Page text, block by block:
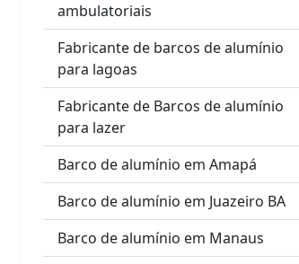
ambulatoriais
Fabricante de barcos de alumínio
para lagoas
Fabricante de Barcos de alumínio
para lazer
Barco de alumínio em Amapá
Barco de alumínio em Juazeiro BA
Barco de alumínio em Manaus